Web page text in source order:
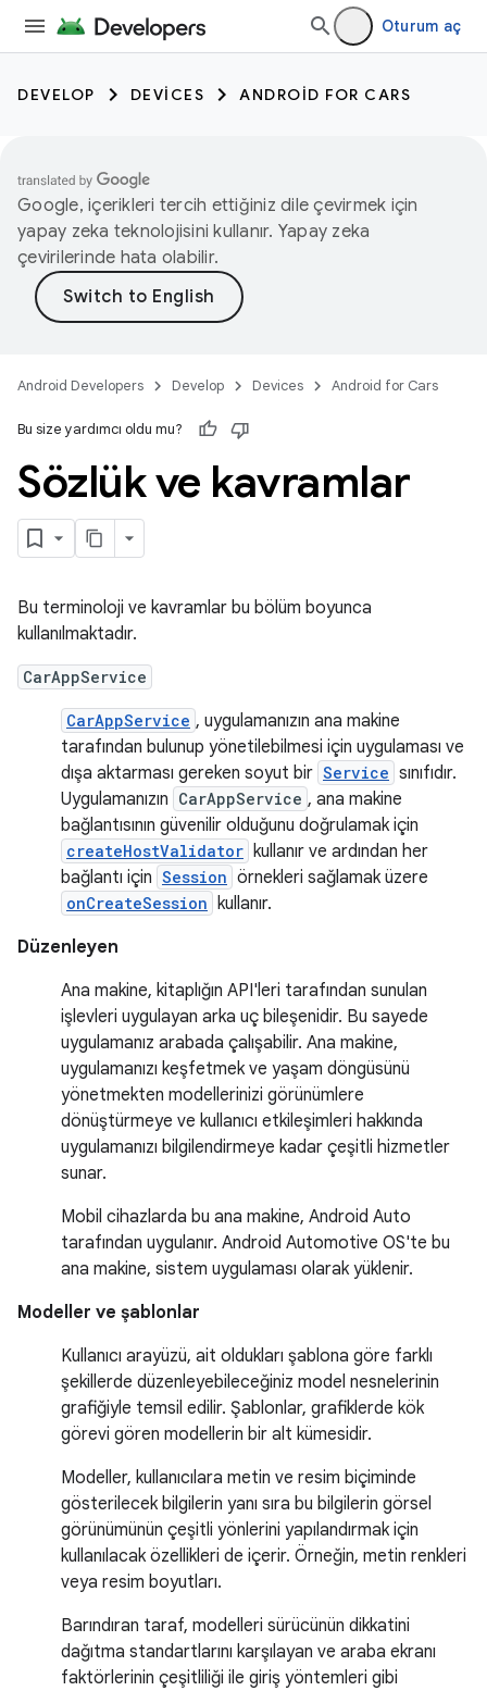
Oturum aç
DEVELOP DEVICES ANDROID FOR CARS
Google, içerikleri tercih ettiğiniz dile çevirmek için
yapay zeka teknolojisini kullanır. Yapay zeka
çevirilerinde hata olabilir.
Android Developers Develop Devices Android for Cars
Bu size yardımcı oldu mu?
Sözlük ve kavramlar
Bu terminoloji ve kavramlar bu bölüm boyunca
kullanılmaktadır.
CarAppService
CarAppService , uygulamanızın ana makine
tarafından bulunup yönetilebilmesi için uygulaması ve
dışa aktarması gereken soyut bir Service sınıfıdır.
Uygulamanızın CarAppService , ana makine
bağlantısının güvenilir olduğunu doğrulamak için
createHostValidator kullanır ve ardından her
bağlantı için Session örnekleri sağlamak üzere
onCreateSession kullanır.
Düzenleyen
Ana makine, kitaplığın API'leri tarafından sunulan
işlevleri uygulayan arka uç bileşenidir. Bu sayede
uygulamanız arabada çalışabilir. Ana makine,
uygulamanızı keşfetmek ve yaşam döngüsünü
yönetmekten modellerinizi görünümlere
dönüştürmeye ve kullanıcı etkileşimleri hakkında
uygulamanızı bilgilendirmeye kadar çeşitli hizmetler
sunar.
Mobil cihazlarda bu ana makine, Android Auto
tarafından uygulanır. Android Automotive OS'te bu
ana makine, sistem uygulaması olarak yüklenir.
Modeller ve şablonlar
Kullanıcı arayüzü, ait oldukları şablona göre farklı
şekillerde düzenleyebileceğiniz model nesnelerinin
grafiğiyle temsil edilir. Şablonlar, grafiklerde kök
görevi gören modellerin bir alt kümesidir.
Modeller, kullanıcılara metin ve resim biçiminde
gösterilecek bilgilerin yanı sıra bu bilgilerin görsel
görünümünün çeşitli yönlerini yapılandırmak için
kullanılacak özellikleri de içerir. Örneğin, metin renkleri
veya resim boyutları.
Barındıran taraf, modelleri sürücünün dikkatini
dağıtma standartlarını karşılayan ve araba ekranı
faktörlerinin çeşitliliği ile giriş yöntemleri gibi